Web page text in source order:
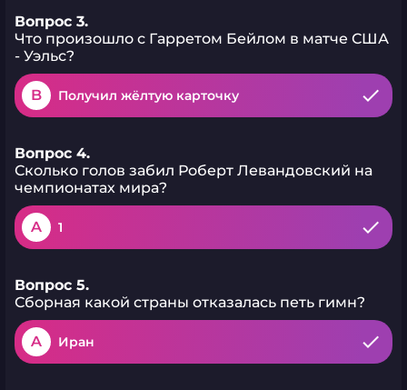
Вопрос 3.
Что произошло с Гарретом Бейлом в матче США
- Уэльс?
B Получил жёлтую карточку
Вопрос 4.
Сколько голов забил Роберт Левандовский на
чемпионатах мира?
A 1
Вопрос 5.
Сборная какой страны отказалась петь гимн?
A Иран